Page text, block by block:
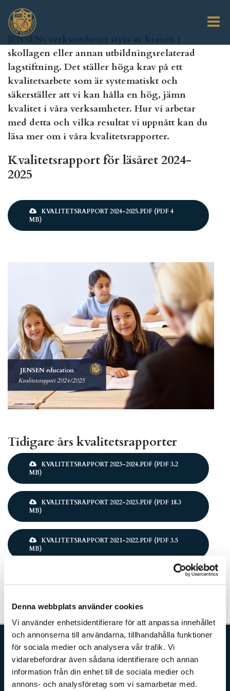
Denna webbplats använder cookies
Vi använder enhetsidentifierare för att anpassa innehållet
och annonserna till användarna, tillhandahålla funktioner
för sociala medier och analysera vår trafik. Vi
vidarebefordrar även sådana identifierare och annan
information från din enhet till de sociala medier och
annons- och analysföretag som vi samarbetar med.
huvudinnehåll
JENSENs verksamheter styrs av kraven i
skollagen eller annan utbildningsrelaterad
lagstiftning. Det ställer höga krav på ett
kvalitetsarbete som är systematiskt och
säkerställer att vi kan hålla en hög, jämn
kvalitet i våra verksamheter. Hur vi arbetar
med detta och vilka resultat vi uppnått kan du
läsa mer om i våra kvalitetsrapporter.
Kvalitetsrapport för läsåret 2024-
2025
Document
KVALITETSRAPPORT 2024-2025.PDF (PDF 4
MB)
Tidigare års kvalitetsrapporter
Document
KVALITETSRAPPORT 2023-2024.PDF (PDF 3.2
MB)
Document
KVALITETSRAPPORT 2022-2023.PDF (PDF 18.3
MB)
Document
KVALITETSRAPPORT 2021-2022.PDF (PDF 3.5
MB)
Verksamhetsområden